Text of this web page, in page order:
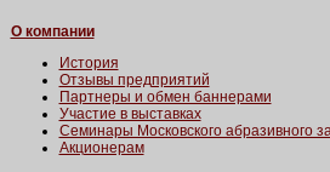
О компании
История
Отзывы предприятий
Партнеры и обмен баннерами
Участие в выставках
Семинары Московского абразивного
Акционерам